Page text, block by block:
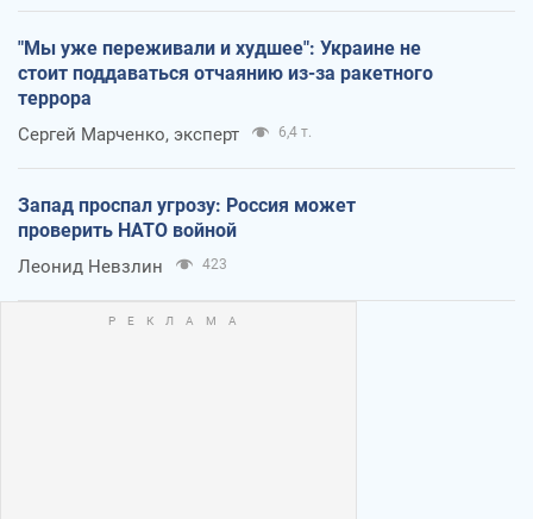
"Мы уже переживали и худшее": Украине не
стоит поддаваться отчаянию из-за ракетного
террора
Сергей Марченко, эксперт 6,4 т.
Запад проспал угрозу: Россия может
проверить НАТО войной
Леонид Невзлин 423